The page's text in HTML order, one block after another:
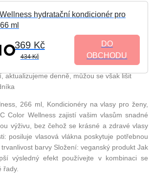
hydratační kondicionér pro
ml
369 Kč
434 Kč
DO
OBCHODU
aktualizujeme denně, můžou se však lišit
266 ml, Kondicionéry na vlasy pro ženy,
Color Wellness zajistí vašim vlasům snadné
výživu, bez čehož se krásné a zdravé vlasy
posiluje vlasová vlákna poskytuje potřebnou
barvy Složení: veganský produkt Jak
výsledný efekt používejte v kombinaci se
řady.